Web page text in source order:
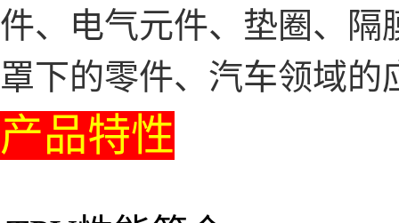
件、电气元件、垫圈、隔
罩下的零件、汽车领域
产品特性